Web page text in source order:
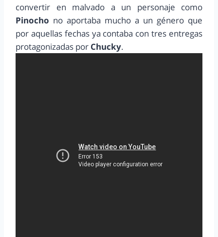
convertir en malvado a un personaje como
Pinocho no aportaba mucho a un género que
por aquellas fechas ya contaba con tres entregas
protagonizadas por Chucky.